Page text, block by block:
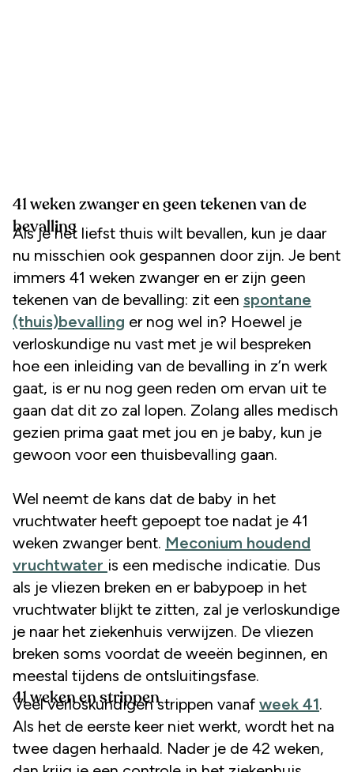
41 weken zwanger en geen tekenen van de
bevalling
Als je het liefst thuis wilt bevallen, kun je daar
nu misschien ook gespannen door zijn. Je bent
immers 41 weken zwanger en er zijn geen
tekenen van de bevalling: zit een spontane
(thuis)bevalling er nog wel in? Hoewel je
verloskundige nu vast met je wil bespreken
hoe een inleiding van de bevalling in z’n werk
gaat, is er nu nog geen reden om ervan uit te
gaan dat dit zo zal lopen. Zolang alles medisch
gezien prima gaat met jou en je baby, kun je
gewoon voor een thuisbevalling gaan.
Wel neemt de kans dat de baby in het
vruchtwater heeft gepoept toe nadat je 41
weken zwanger bent. Meconium houdend
vruchtwater is een medische indicatie. Dus
als je vliezen breken en er babypoep in het
vruchtwater blijkt te zitten, zal je verloskundige
je naar het ziekenhuis verwijzen. De vliezen
breken soms voordat de weeën beginnen, en
meestal tijdens de ontsluitingsfase.
41 weken en strippen
Veel verloskundigen strippen vanaf week 41.
Als het de eerste keer niet werkt, wordt het na
twee dagen herhaald. Nader je de 42 weken,